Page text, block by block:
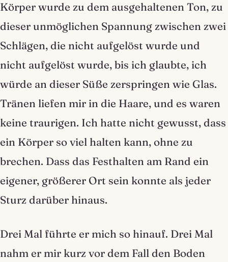
Körper wurde zu dem ausgehaltenen Ton, zu
dieser unmöglichen Spannung zwischen zwei
Schlägen, die nicht aufgelöst wurde und
nicht aufgelöst wurde, bis ich glaubte, ich
würde an dieser Süße zerspringen wie Glas.
Tränen liefen mir in die Haare, und es waren
keine traurigen. Ich hatte nicht gewusst, dass
ein Körper so viel halten kann, ohne zu
brechen. Dass das Festhalten am Rand ein
eigener, größerer Ort sein konnte als jeder
Sturz darüber hinaus.
Drei Mal führte er mich so hinauf. Drei Mal
nahm er mir kurz vor dem Fall den Boden